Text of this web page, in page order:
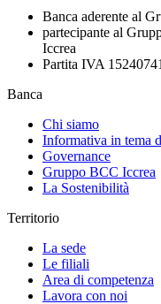
Banca aderente al
partecipante al
Iccrea
Partita IVA
Banca
Chi siamo
Informativa in tema
Governance
Gruppo BCC Iccrea
La Sostenibilità
Territorio
La sede
Le filiali
Area di competenza
Lavora con noi